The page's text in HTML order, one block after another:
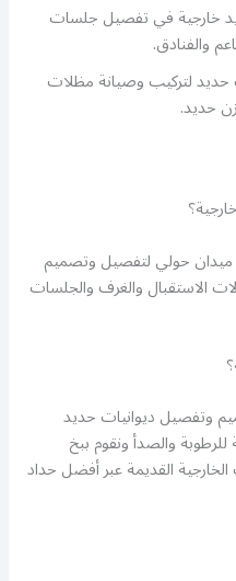
خارجية في تفصيل جلسات
والفنادق.
حديد لتركيب وصيانة مظلات
حديد.
ميدان حولي لتفصيل وتصميم
الاستقبال والغرف والجلسات
وتفصيل ديوانيات حديد
والصدأ ونقوم ببخ
الخارجية القديمة عبر أفضل حداد